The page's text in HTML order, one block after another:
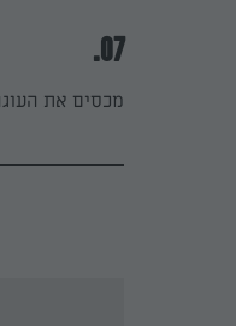
07.
מכסים את העוגה